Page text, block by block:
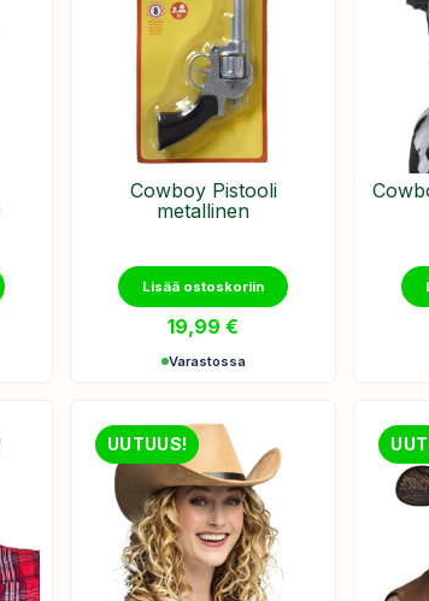
Cowboy Pistooli
metallinen
Lisää ostoskoriin
19,99€
Varastossa
UUTUUS!